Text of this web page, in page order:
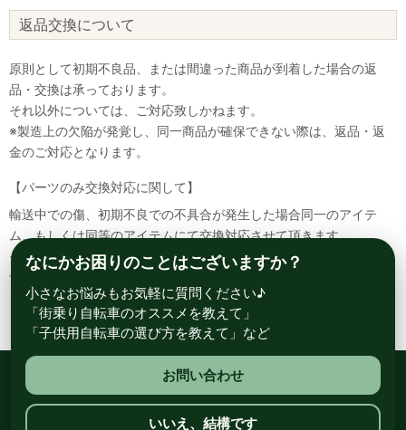
返品交換について
原則として初期不良品、または間違った商品が到着した場合の返
品・交換は承っております。
それ以外については、ご対応致しかねます。
※製造上の欠陥が発覚し、同一商品が確保できない際は、返品・返
金のご対応となります。
【パーツのみ交換対応に関して】
輸送中での傷、初期不良での不具合が発生した場合同一のアイテ
ム、もしくは同等のアイテムにて交換対応させて頂きます。
その場合該当部品を着払いにて返送して頂く必要が御座いますので
予めご了承ください。
総合自転車専門店 サイクルスポット ル・サイク
なにかお困りのことはございますか？
小さなお悩みもお気軽に質問ください♪
「街乗り自転車のオススメを教えて」
「子供用自転車の選び方を教えて」など
お問い合わせ
いいえ、結構です